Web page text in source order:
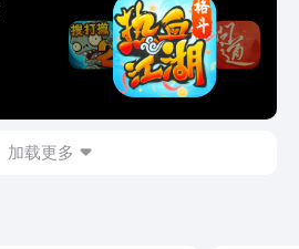
加载更多